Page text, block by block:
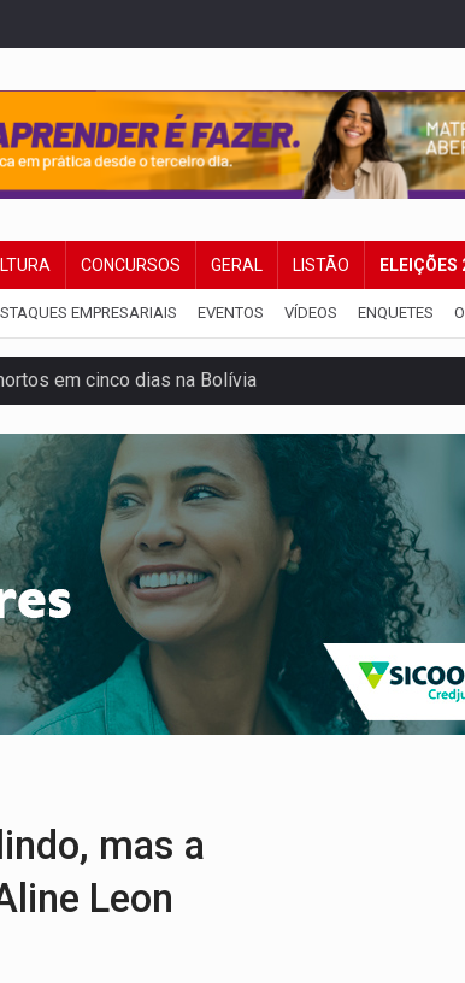
CONCURSOS GERAL LISTÃO ELEIÇÕES
EMPRESARIAIS EVENTOS VÍDEOS ENQUETES
em cinco dias na Bolívia
para crianças e adolescentes
que atacaram provedores de internet
apreende quase meia tonelada de maconha
potável para comunidades do Baixo Madeira
de acidente na BR-364, entre elas uma criança
armas de facção é preso com revólveres e
em colisão entre carreta e Fiat Uno na BR-364
mas a
Leon